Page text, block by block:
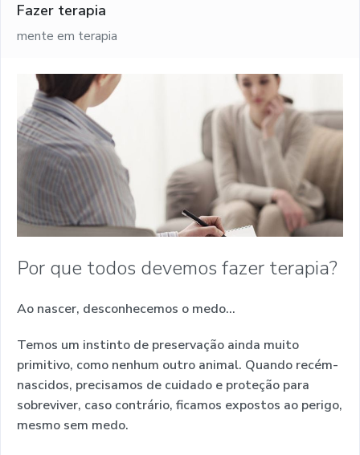
Fazer terapia
mente em terapia
Por que todos devemos fazer terapia?
Ao nascer, desconhecemos o medo...
Temos um instinto de preservação ainda muito
primitivo, como nenhum outro animal. Quando recém-
nascidos, precisamos de cuidado e proteção para
sobreviver, caso contrário, ficamos expostos ao perigo,
mesmo sem medo.